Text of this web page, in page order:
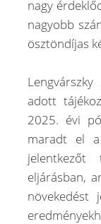
nagy
nagyobb
ösztöndíjas
adott
2025. évi
maradt el a
eljárásban,
növekedést